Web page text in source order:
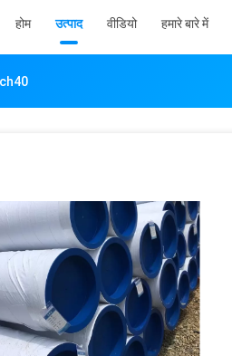
होम उत्पाद वीडियो हमारे बारे में